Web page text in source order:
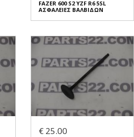
FAZER 600 S2 YZF R6 5SL
ΑΣΦΑΛΕΙΕΣ ΒΑΛΒΙΔΩΝ
€ 25.00